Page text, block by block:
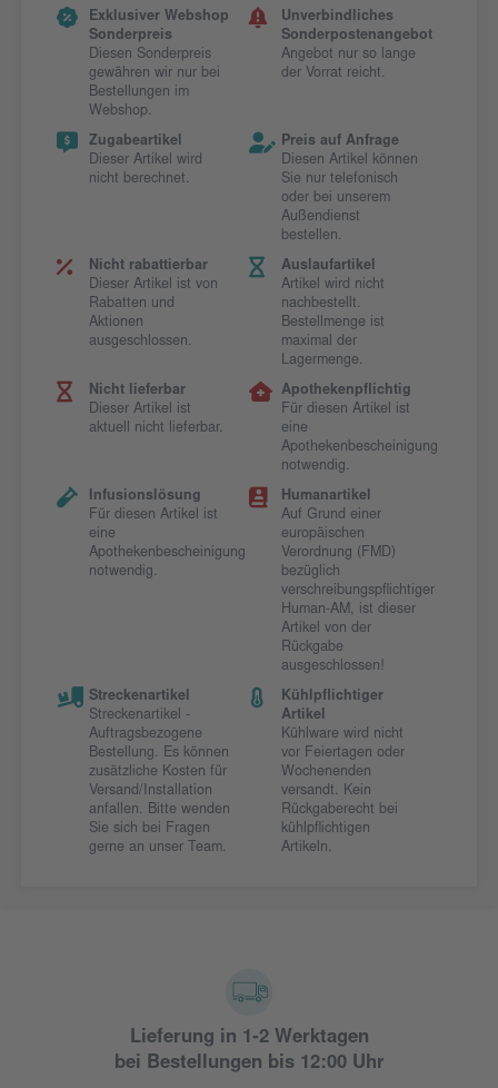
Exklusiver Webshop
Sonderpreis
Diesen Sonderpreis
gewähren wir nur bei
Bestellungen im
Webshop.
Unverbindliches
Sonderpostenangebot
Angebot nur so lange
der Vorrat reicht.
Zugabeartikel
Dieser Artikel wird
nicht berechnet.
Preis auf Anfrage
Diesen Artikel können
Sie nur telefonisch
oder bei unserem
Außendienst
bestellen.
Nicht rabattierbar
Dieser Artikel ist von
Rabatten und
Aktionen
ausgeschlossen.
Auslaufartikel
Artikel wird nicht
nachbestellt.
Bestellmenge ist
maximal der
Lagermenge.
Nicht lieferbar
Dieser Artikel ist
aktuell nicht lieferbar.
Apothekenpflichtig
Für diesen Artikel ist
eine
Apothekenbescheinigung
notwendig.
Infusionslösung
Für diesen Artikel ist
eine
Apothekenbescheinigung
notwendig.
Humanartikel
Auf Grund einer
europäischen
Verordnung (FMD)
bezüglich
verschreibungspflichtiger
Human-AM, ist dieser
Artikel von der
Rückgabe
ausgeschlossen!
Streckenartikel
Streckenartikel -
Auftragsbezogene
Bestellung. Es können
zusätzliche Kosten für
Versand/Installation
anfallen. Bitte wenden
Sie sich bei Fragen
gerne an unser Team.
Kühlpflichtiger
Artikel
Kühlware wird nicht
vor Feiertagen oder
Wochenenden
versandt. Kein
Rückgaberecht bei
kühlpflichtigen
Artikeln.
Lieferung in 1-2 Werktagen
bei Bestellungen bis 12:00 Uhr